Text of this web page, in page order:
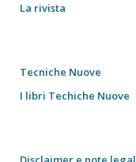
La rivista
Tecniche Nuove
I libri Techiche Nuove